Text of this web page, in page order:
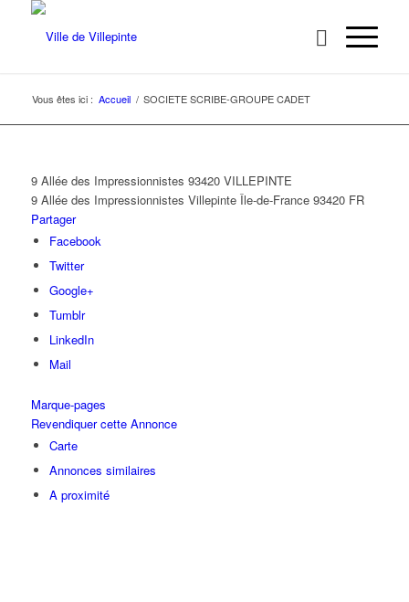
Vous êtes ici : Accueil / SOCIETE SCRIBE-GROUPE CADET
9 Allée des Impressionnistes 93420 VILLEPINTE
9 Allée des Impressionnistes Villepinte Île-de-France 93420 FR
Partager
Facebook
Twitter
Google+
Tumblr
LinkedIn
Mail
Marque-pages
Revendiquer cette Annonce
Carte
Annonces similaires
A proximité